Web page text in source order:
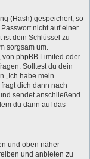
(Hash) gespeichert, so
nicht auf einer
ist dein Schlüssel zu
sorgsam um.
von phpBB Limited oder
Solltest du dein
„Ich habe mein
dich dann nach
sendet anschließend
du dann auf das
und oben näher
und anbieten zu